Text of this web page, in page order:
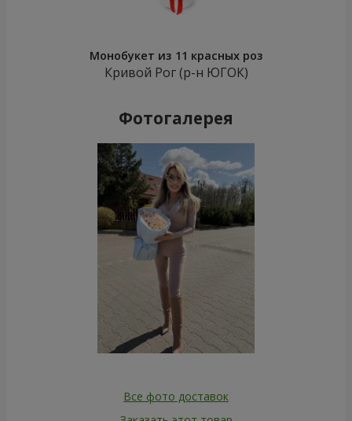
Монобукет из 11 красных роз
Кривой Рог (р-н ЮГОК)
Фотогалерея
Все фото доставок